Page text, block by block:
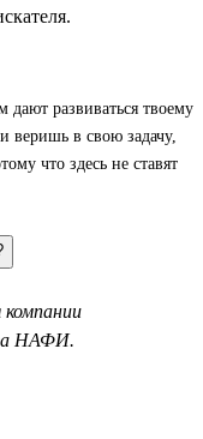
дают развиваться твоему
веришь в свою задачу,
что здесь не ставят
НАФИ.